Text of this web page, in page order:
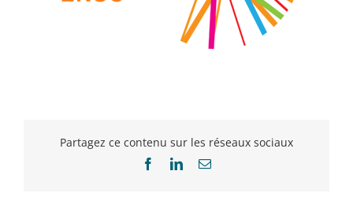
Partagez ce contenu sur les réseaux sociaux
FacebookLinkedInEmail